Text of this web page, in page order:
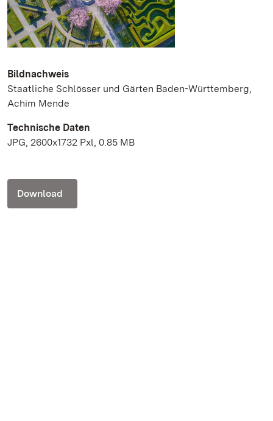
Bildnachweis
Staatliche Schlösser und Gärten Baden-Württemberg,
Achim Mende
Technische Daten
JPG, 2600x1732 Pxl, 0.85 MB
Download